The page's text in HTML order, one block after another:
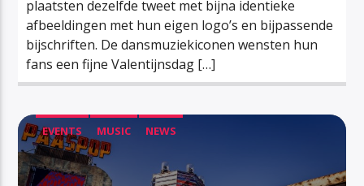
plaatsten dezelfde tweet met bijna identieke
afbeeldingen met hun eigen logo’s en bijpassende
bijschriften. De dansmuziekiconen wensten hun
fans een fijne Valentijnsdag […]
EVENTS MUSIC NEWS